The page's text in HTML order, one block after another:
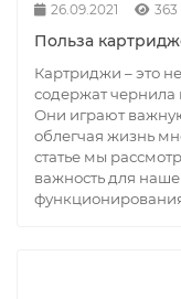
26.09.2021 363
Польза
Картриджи – это
содержат чернила
Они играют
облегчая жизнь
статье мы
важность для